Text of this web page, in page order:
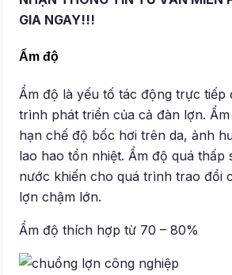
GIA NGAY!!!
Ẩm độ
Ẩm độ là yếu tố tác động trực tiếp
trình phát triển của cả đàn lợn.
hạn chế độ bốc hơi trên da, ảnh
lao hao tổn nhiệt. Ẩm độ quá thấp
nước khiến cho quá trình trao đổi
lợn chậm lớn.
Ẩm độ thích hợp từ 70 – 80%